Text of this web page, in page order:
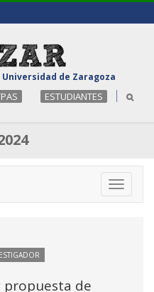
Universidad de Zaragoza
ESTUDIANTES
Toggle
propuesta de